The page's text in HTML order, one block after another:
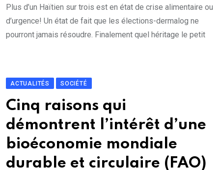
Plus d’un Haïtien sur trois est en état de crise alimentaire ou
d’urgence! Un état de fait que les élections-dermalog ne
pourront jamais résoudre. Finalement quel héritage le petit
ACTUALITÉS SOCIÉTÉ
Cinq raisons qui
démontrent l’intérêt d’une
bioéconomie mondiale
durable et circulaire (FAO)